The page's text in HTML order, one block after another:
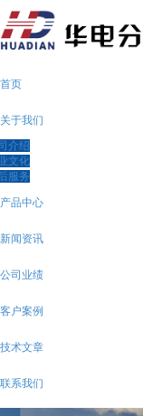
首页
关于我们
介绍
文化
服务
产品中心
新闻资讯
公司业绩
客户案例
技术文章
联系我们